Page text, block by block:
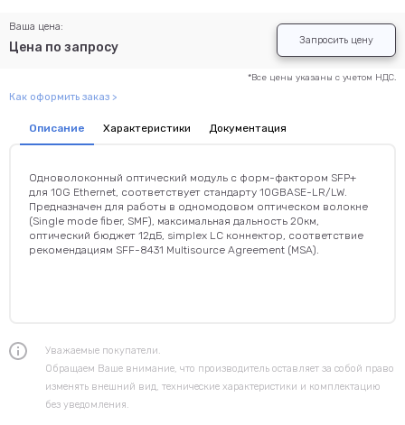
Ваша цена:
Цена по запросу
*Все цены указаны с учетом НДС.
Запросить цену
Как оформить заказ >
Описание Характеристики Документация
Одноволоконный оптический модуль с форм-фактором SFP+
для 10G Ethernet, соответствует стандарту 10GBASE-LR/LW.
Предназначен для работы в одномодовом оптическом волокне
(Single mode fiber, SMF), максимальная дальность 20км,
оптический бюджет 12дБ, simplex LC коннектор, соответствие
рекомендациям SFF-8431 Multisource Agreement (MSA).
Уважаемые покупатели.
Обращаем Ваше внимание, что производитель оставляет за собой право
изменять внешний вид, технические характеристики и комплектацию
без уведомления.